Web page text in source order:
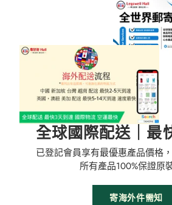
全球國際配送｜最
已登記會員享有最優惠產品價格
所有產品100%保證原
寄海外件需知